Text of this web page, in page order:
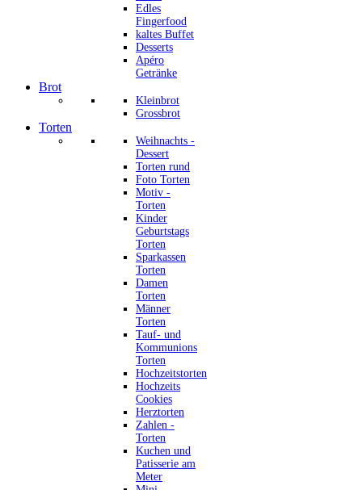
Edles
Fingerfood
kaltes Buffet
Desserts
Apéro
Getränke
Brot
Kleinbrot
Grossbrot
Torten
Weihnachts -
Dessert
Torten rund
Foto Torten
Motiv -
Torten
Kinder
Geburtstags
Torten
Sparkassen
Torten
Damen
Torten
Männer
Torten
Tauf- und
Kommunions
Torten
Hochzeitstorten
Hochzeits
Cookies
Herztorten
Zahlen -
Torten
Kuchen und
Patisserie am
Meter